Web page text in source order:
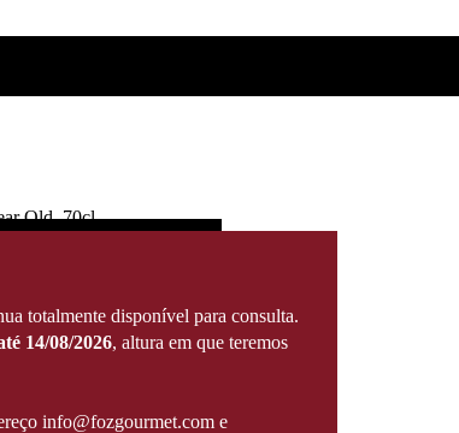
Old, 70cl
totalmente disponível para consulta.
14/08/2026, altura em que teremos
info@fozgourmet.com e